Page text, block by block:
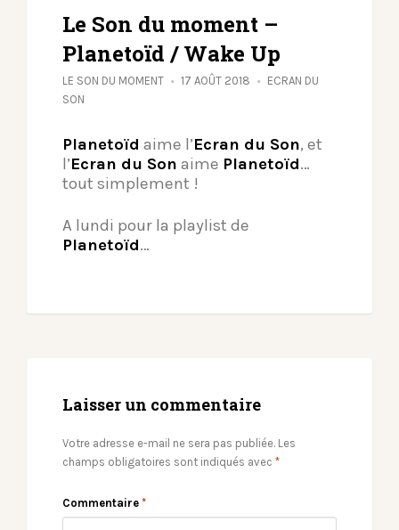
Le Son du moment –
Planetoïd / Wake Up
LE SON DU MOMENT 17 AOÛT 2018
ECRAN DU
SON
Planetoïd aime l’Ecran du Son, et
l’Ecran du Son aime Planetoïd…
tout simplement !
A lundi pour la playlist de
Planetoïd…
Laisser un commentaire
Votre adresse e-mail ne sera pas publiée. Les
champs obligatoires sont indiqués avec *
Commentaire *